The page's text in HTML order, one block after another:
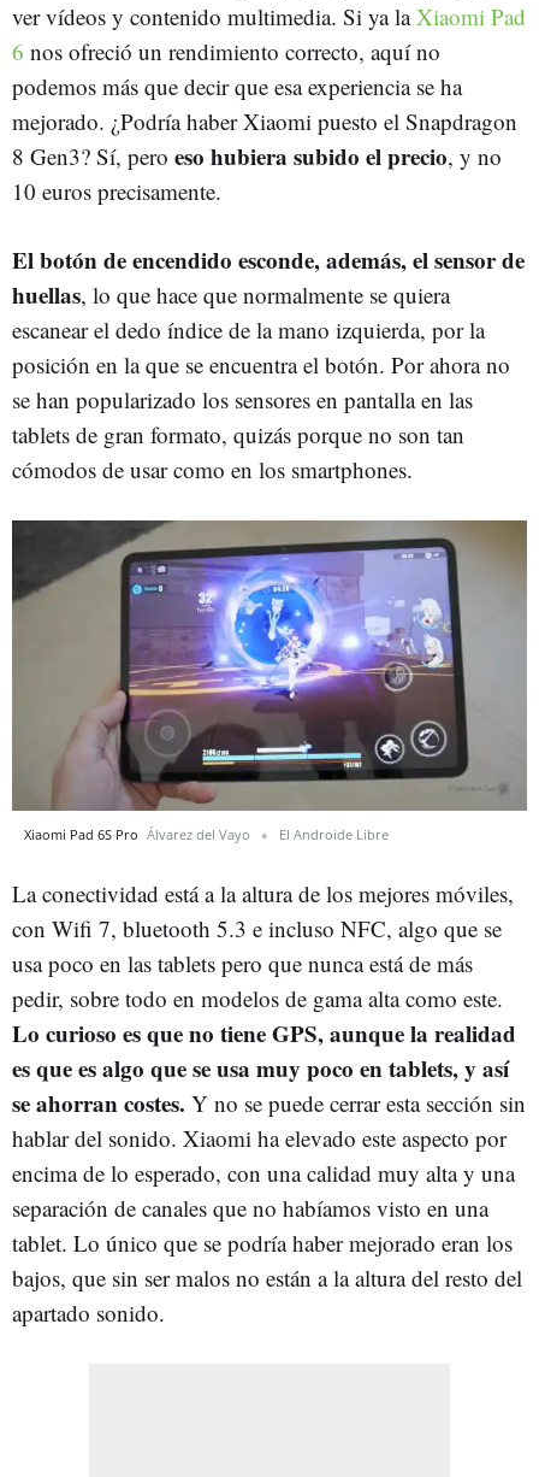
ver vídeos y contenido multimedia. Si ya laXiaomi Pad
6 nos ofreció un rendimiento correcto, aquí no
podemos más que decir que esa experiencia se ha
mejorado. ¿Podría haber Xiaomi puesto el Snapdragon
8 Gen3? Sí, pero eso hubiera subido el precio, y no
10 euros precisamente.
El botón de encendido esconde, además, el sensor de
huellas, lo que hace que normalmente se quiera
escanear el dedo índice de la mano izquierda, por la
posición en la que se encuentra el botón. Por ahora no
se han popularizado los sensores en pantalla en las
tablets de gran formato, quizás porque no son tan
cómodos de usar como en los smartphones.
Xiaomi Pad 6S Pro Álvarez del Vayo El Androide Libre
La conectividad está a la altura de los mejores móviles,
con Wifi 7, bluetooth 5.3 e incluso NFC, algo que se
usa poco en las tablets pero que nunca está de más
pedir, sobre todo en modelos de gama alta como este.
Lo curioso es que no tiene GPS, aunque la realidad
es que es algo que se usa muy poco en tablets, y así
se ahorran costes. Y no se puede cerrar esta sección sin
hablar del sonido. Xiaomi ha elevado este aspecto por
encima de lo esperado, con una calidad muy alta y una
separación de canales que no habíamos visto en una
tablet. Lo único que se podría haber mejorado eran los
bajos, que sin ser malos no están a la altura del resto del
apartado sonido.